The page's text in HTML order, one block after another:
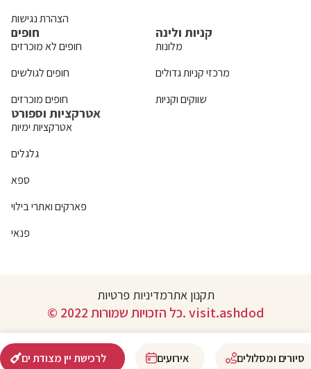
הצהרת נגישות
חופים
חופים לא מוכרזים
חופים לגולשים
חופים מוכרזים
קניות ולינה
מלונות
מרכזי קניות גדולים
שווקים וקניות
אטרקציות וספורט
אטרקציות ימיות
גלגלים
ספא
פארקים ואתרי בילוי
פנאי
מדיניות פרטיותתקנון אתר
© 2022 כל הזכויות שמורות. visit.ashdod
לרכישת יין מצודת ים אירועים סיורים ומסלולים